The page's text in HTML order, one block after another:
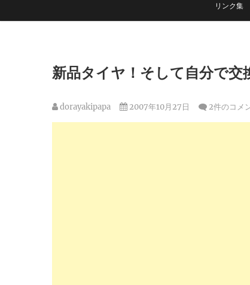
リンク集
新品タイヤ！そして自分で交
dorayakipapa 2007年10月27日 2件のコメ